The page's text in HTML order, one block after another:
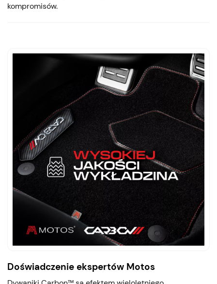
kompromisów.
Doświadczenie ekspertów Motos